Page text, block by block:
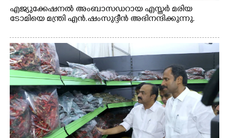
എജ്യുക്കേഷനൽ അംബാസഡറായ എസ്തർ മരിയ
ടോമിയെ മന്ത്രി എൻ.ഷംസുദ്ദീൻ അഭിനന്ദിക്കുന്നു.